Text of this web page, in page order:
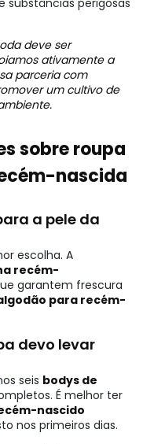
substâncias perigosas
deve ser
ativamente a
parceria com
um cultivo de
sobre roupa
nascida
a pele da
escolha. A
recém-
garantem frescura
para recém-
devo levar
seis bodys de
É melhor ter
nascido
nos primeiros dias.